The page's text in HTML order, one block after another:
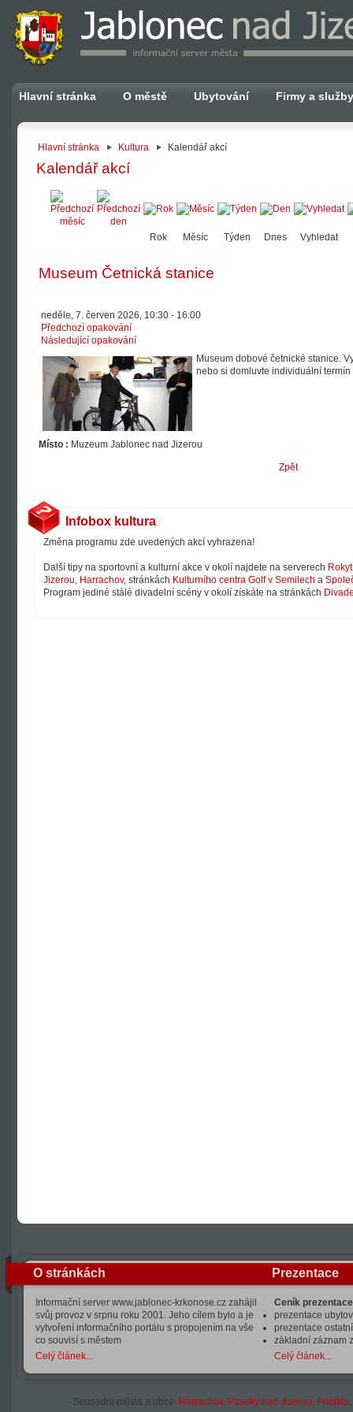
Hlavní stránka O městě Ubytování Firmy a služby
Hlavní stránka Kultura Kalendář akcí
Kalendář akcí
Rok Měsíc Týden Dnes Vyhledat
Museum Četnická stanice
neděle, 7. červen 2026, 10:30 - 16:00
Předchozí opakování
Následující opakování
Museum dobové četnické stanice.
nebo si domluvte individuální
Místo : Muzeum Jablonec nad Jizerou
Zpět
Infobox kultura
Změna programu zde uvedených akcí vyhrazena!
Další tipy na sportovní a kulturní akce v okolí najdete na serverech
Jizerou, Harrachov, stránkách Kulturního centra Golf v Semilech a
Program jediné stálé divadelní scény v okolí získáte na stránkách
O stránkách
Informační server www.jablonec-krkonose.cz zahájil
svůj provoz v srpnu roku 2001. Jeho cílem bylo a je
vytvoření informačního portálu s propojením na vše
co souvisí s městem
Celý článek...
Prezentace
Ceník
prezentace
prezentace
základní záznam
Celý článek...
Sousední města a obce: Harrachov, Paseky nad Jizerou, Poniklá,